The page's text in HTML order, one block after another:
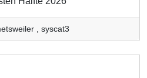
, syscat3